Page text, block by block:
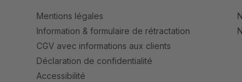
Mentions légales
Information & formulaire de rétractation
CGV avec informations aux clients
Déclaration de confidentialité
Accessibilité